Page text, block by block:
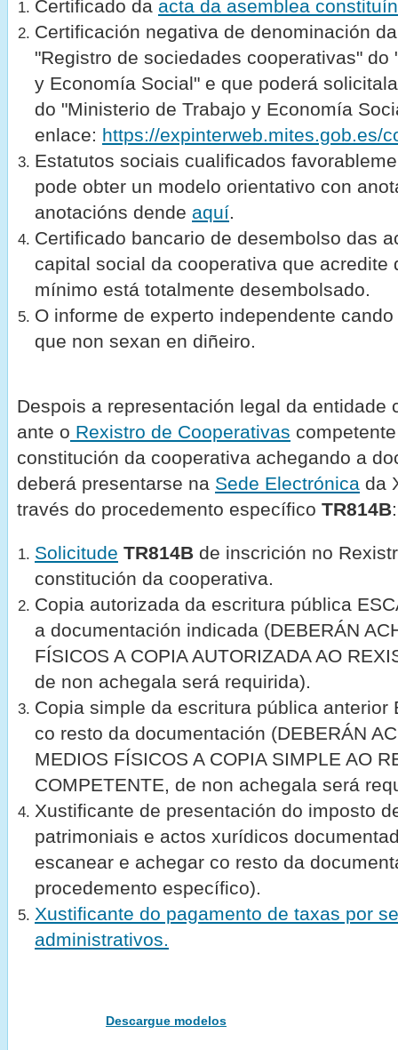
Certificado da acta da asemblea
Certificación negativa de denominación
"Registro de sociedades cooperativas" do
y Economía Social" e que poderá
do "Ministerio de Trabajo y Economía
enlace: https://expinterweb.mites.gob.es/
Estatutos sociais cualificados
pode obter un modelo orientativo con
anotacións dende aquí.
Certificado bancario de desembolso das
capital social da cooperativa que acredite
mínimo está totalmente desembolsado.
O informe de experto independente
que non sexan en diñeiro.
Despois a representación legal da entidade
ante o Rexistro de Cooperativas
constitución da cooperativa achegando a
deberá presentarse na Sede Electrónica da
través do procedemento específico TR814B:
Solicitude TR814B de inscrición no
constitución da cooperativa.
Copia autorizada da escritura pública
a documentación indicada (DEBERÁN
FÍSICOS A COPIA AUTORIZADA AO
de non achegala será requirida).
Copia simple da escritura pública anterior
co resto da documentación (DEBERÁN
MEDIOS FÍSICOS A COPIA SIMPLE AO
COMPETENTE, de non achegala será
Xustificante de presentación do imposto
patrimoniais e actos xurídicos
escanear e achegar co resto da
procedemento específico).
Xustificante do pagamento de taxas por
administrativos.
Descargue modelos